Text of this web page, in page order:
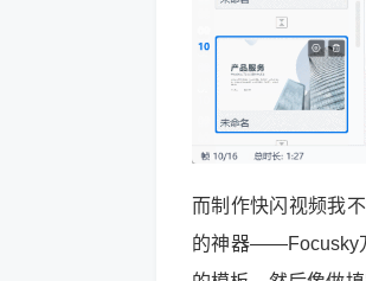
而制作快闪视频我
的神器——Focusky